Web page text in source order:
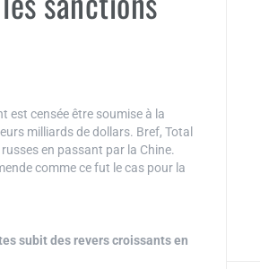
est censée être soumise à la
milliards de dollars. Bref, Total
en passant par la Chine.
comme ce fut le cas pour la
subit des revers croissants en